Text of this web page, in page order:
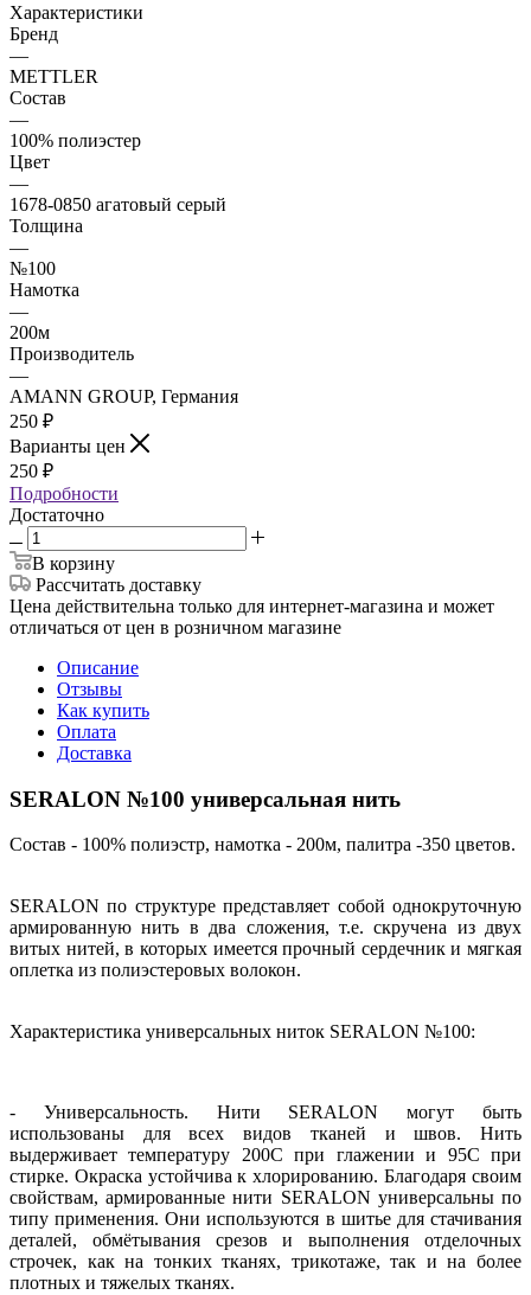
Характеристики
Бренд
—
METTLER
Состав
—
100% полиэстер
Цвет
—
1678-0850 агатовый серый
Толщина
—
№100
Намотка
—
200м
Производитель
—
AMANN GROUP, Германия
250 ₽
Варианты цен
250 ₽
Подробности
Достаточно
В корзину
Рассчитать доставку
Цена действительна только для интернет-магазина и может
отличаться от цен в розничном магазине
Описание
Отзывы
Как купить
Оплата
Доставка
SERALON №100 универсальная нить
Состав - 100% полиэстр, намотка - 200м, палитра -350 цветов.
SERALON по структуре представляет собой однокруточную
армированную нить в два сложения, т.е. скручена из двух
витых нитей, в которых имеется прочный сердечник и мягкая
оплетка из полиэстеровых волокон.
Характеристика универсальных ниток SERALON №100:
- Универсальность. Нити SERALON могут быть
использованы для всех видов тканей и швов. Нить
выдерживает температуру 200С при глажении и 95С при
стирке. Окраска устойчива к хлорированию. Благодаря своим
свойствам, армированные нити SERALON универсальны по
типу применения. Они используются в шитье для стачивания
деталей, обмётывания срезов и выполнения отделочных
строчек, как на тонких тканях, трикотаже, так и на более
плотных и тяжелых тканях.